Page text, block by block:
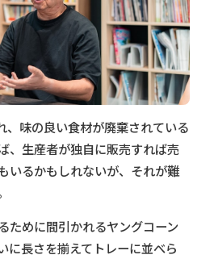
、味の良い食材が廃棄されている
、生産者が独自に販売すれば売
いるかもしれないが、それが難
ために間引かれるヤングコーン
に長さを揃えてトレーに並べら